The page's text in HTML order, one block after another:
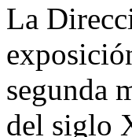
La
segunda
del siglo